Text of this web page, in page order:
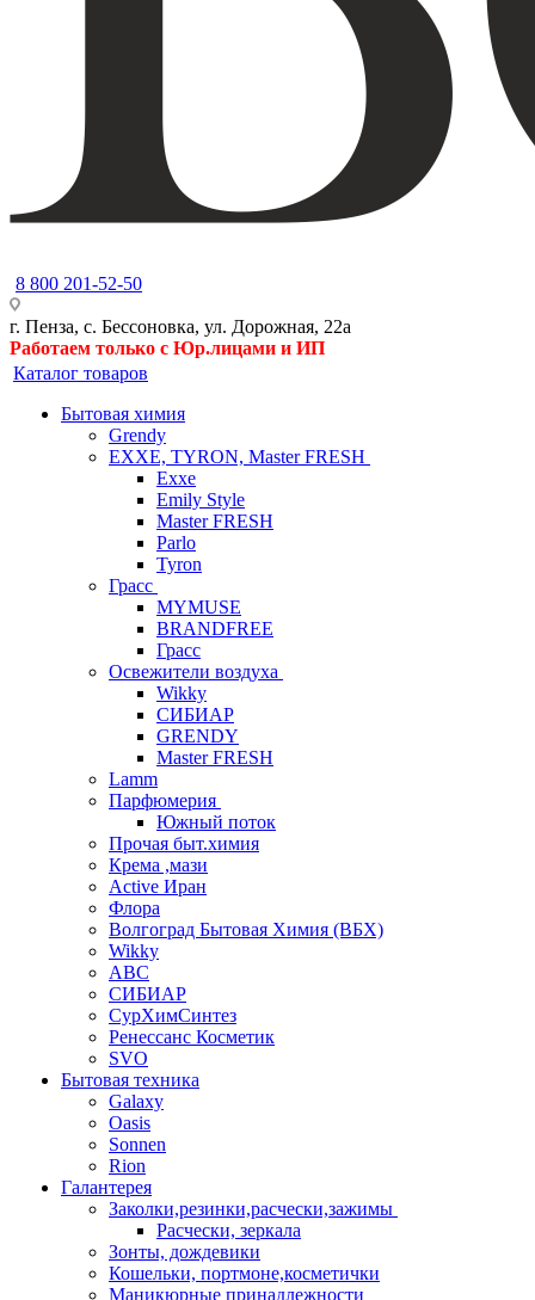
8 800 201-52-50
г. Пенза, с. Бессоновка, ул. Дорожная, 22а
Работаем только с Юр.лицами и ИП
Каталог товаров
Бытовая химия
Grendy
EXXE, TYRON, Master FRESH
Exxe
Emily Style
Master FRESH
Parlo
Tyron
Грасс
MYMUSE
BRANDFREE
Грасс
Освежители воздуха
Wikky
СИБИАР
GRENDY
Master FRESH
Lamm
Парфюмерия
Южный поток
Прочая быт.химия
Крема ,мази
Аctive Иран
Флора
Волгоград Бытовая Химия (ВБХ)
Wikky
АВС
СИБИАР
СурХимСинтез
Ренессанс Косметик
SVO
Бытовая техника
Galaxy
Oasis
Sonnen
Rion
Галантерея
Заколки,резинки,расчески,зажимы
Расчески, зеркала
Зонты, дождевики
Кошельки, портмоне,косметички
Маникюрные принадлежности